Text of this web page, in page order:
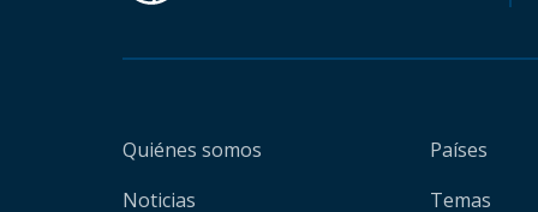
Quiénes somos
Noticias
Países
Temas